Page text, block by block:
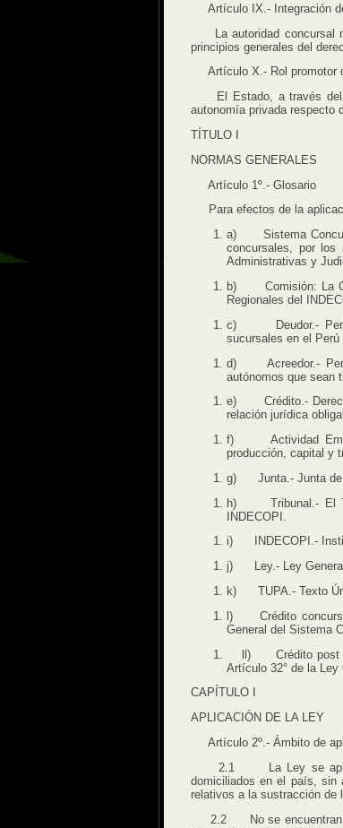
Artículo IX.- Integración
La autoridad concursal
principios generales del
Artículo X.- Rol promotor
El Estado, a través del
autonomía privada respecto
TÍTULO I
NORMAS GENERALES
Artículo 1º.- Glosario
Para efectos de la
a) Sistema
concursales, por los
Administrativas y
b) Comisión: La
Regionales del
c) Deudor.-
sucursales en el Perú
d) Acreedor.-
autónomos que sean
e) Crédito.-
relación jurídica
f) Actividad
producción, capital y
g) Junta.- Junta de
h) Tribunal.- El
INDECOPI.
i) INDECOPI.-
j) Ley.- Ley General
k) TUPA.- Texto
l) Crédito
General del Sistema
ll) Crédito post –
Artículo 32° de la Ley
CAPÍTULO I
APLICACIÓN DE LA LEY
Artículo 2º.- Ámbito de
2.1 La Ley se aplica
domiciliados en el país, sin
relativos a la sustracción de
2.2 No se encuentran